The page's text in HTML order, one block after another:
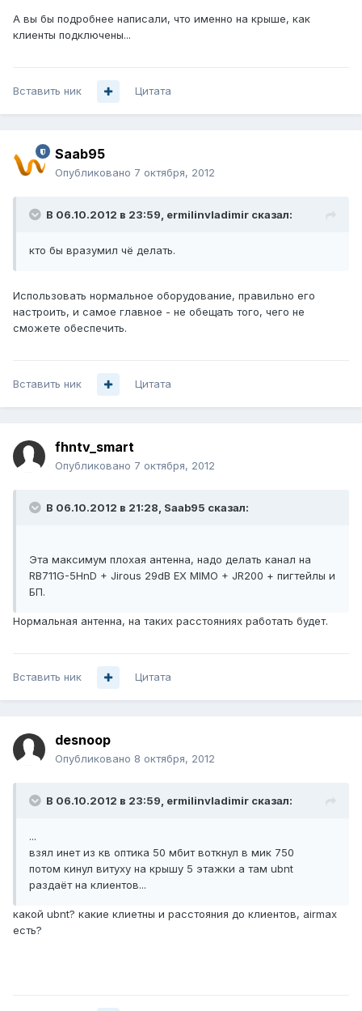
А вы бы подробнее написали, что именно на крыше, как
клиенты подключены...
Вставить ник Цитата
Saab95
Опубликовано 7 октября, 2012
В 06.10.2012 в 23:59, ermilinvladimir сказал:
кто бы вразумил чё делать.
Использовать нормальное оборудование, правильно его
настроить, и самое главное - не обещать того, чего не
сможете обеспечить.
Вставить ник Цитата
fhntv_smart
Опубликовано 7 октября, 2012
В 06.10.2012 в 21:28, Saab95 сказал:
Эта максимум плохая антенна, надо делать канал на
RB711G-5HnD + Jirous 29dB EX MIMO + JR200 + пигтейлы и
БП.
Нормальная антенна, на таких расстояниях работать будет.
Вставить ник Цитата
desnoop
Опубликовано 8 октября, 2012
В 06.10.2012 в 23:59, ermilinvladimir сказал:
...
взял инет из кв оптика 50 мбит воткнул в мик 750
потом кинул витуху на крышу 5 этажки а там ubnt
раздаёт на клиентов...
какой ubnt? какие клиетны и расстояния до клиентов, airmax
есть?